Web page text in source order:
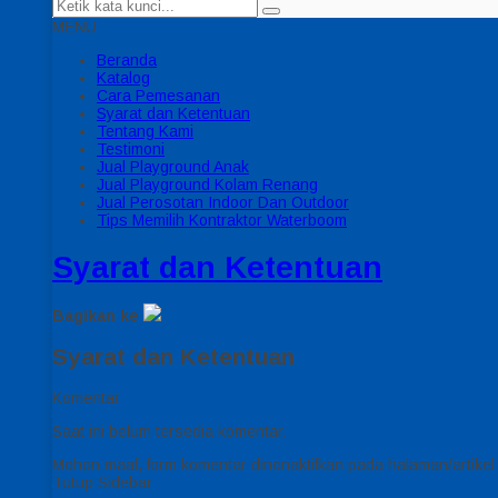
MENU
Beranda
Katalog
Cara Pemesanan
Syarat dan Ketentuan
Tentang Kami
Testimoni
Jual Playground Anak
Jual Playground Kolam Renang
Jual Perosotan Indoor Dan Outdoor
Tips Memilih Kontraktor Waterboom
Syarat dan Ketentuan
Bagikan ke
Syarat dan Ketentuan
Komentar
Saat ini belum tersedia komentar.
Mohon maaf, form komentar dinonaktifkan pada halaman/artikel
Tutup Sidebar